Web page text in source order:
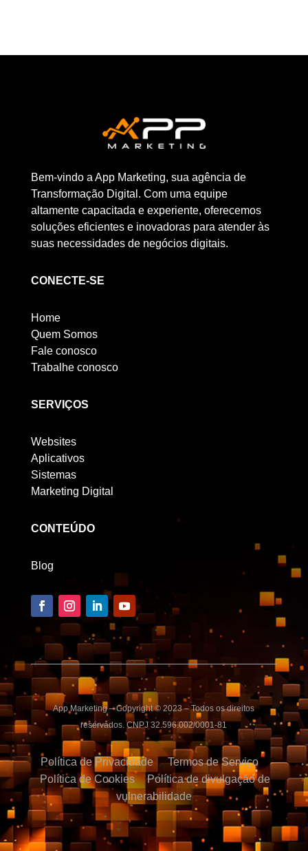
Bem-vindo a App Marketing, sua agência de
Transformação Digital. Com uma equipe
altamente capacitada e experiente, oferecemos
soluções eficientes e inovadoras para atender às
suas necessidades de negócios digitais.
CONECTE-SE
Home
Quem Somos
Fale conosco
Trabalhe conosco
SERVIÇOS
Websites
Aplicativos
Sistemas
Marketing Digital
CONTEÚDO
Blog
App Marketing – Copyright © 2023 – Todos os direitos
reservados. CNPJ 32.596.002/0001-81
Política de Privacidade
Termos de Serviço
Política de Cookies
Política de divulgação de
vulnerabilidade